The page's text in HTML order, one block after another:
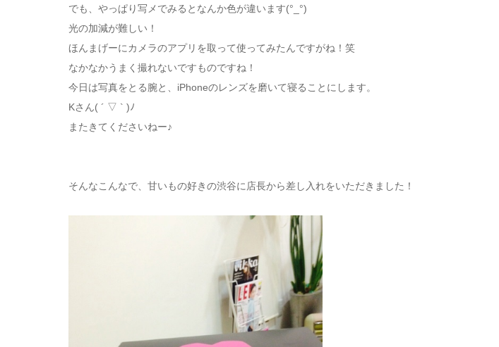
でも、やっぱり写メでみるとなんか色が違います(°_°)
光の加減が難しい！
ほんまげーにカメラのアプリを取って使ってみたんですがね！笑
なかなかうまく撮れないですものですね！
今日は写真をとる腕と、iPhoneのレンズを磨いて寝ることにします。
Kさん( ´ ▽ ` )ﾉ
またきてくださいねー♪
そんなこんなで、甘いもの好きの渋谷に店長から差し入れをいただきました！